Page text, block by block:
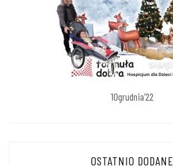
10grudnia’22
OSTATNIO DODANE